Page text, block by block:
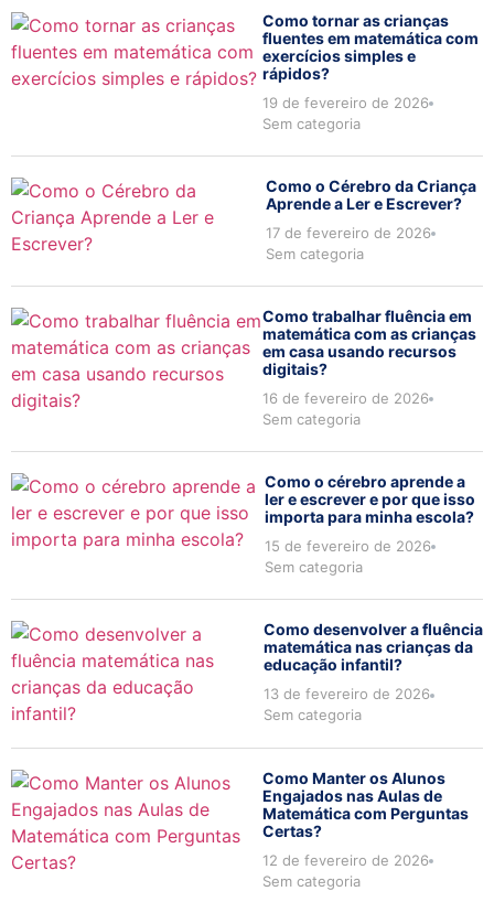
Como tornar as crianças
fluentes em matemática com
exercícios simples e
rápidos?
19 de fevereiro de 2026
Sem categoria
Como o Cérebro da Criança
Aprende a Ler e Escrever?
17 de fevereiro de 2026
Sem categoria
Como trabalhar fluência em
matemática com as crianças
em casa usando recursos
digitais?
16 de fevereiro de 2026
Sem categoria
Como o cérebro aprende a
ler e escrever e por que isso
importa para minha escola?
15 de fevereiro de 2026
Sem categoria
Como desenvolver a fluência
matemática nas crianças da
educação infantil?
13 de fevereiro de 2026
Sem categoria
Como Manter os Alunos
Engajados nas Aulas de
Matemática com Perguntas
Certas?
12 de fevereiro de 2026
Sem categoria